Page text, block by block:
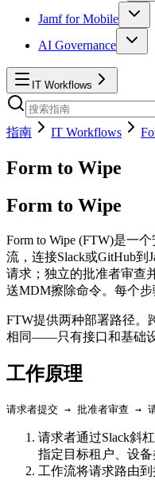
Jamf for Mobile
AI Governance
IT Workflows
指南 IT Workflows
Form to Wipe
Form to Wipe
Form to Wipe (FTW)是一
流，连接Slack或GitHub到
请求；独立的批准者审查
送MDM擦除命令。每个步
FTW提供两种部署路径。
相同——只有接口和基础设
工作原理
请求者通过Slack斜
指定目标租户、设备
工作流将请求路由